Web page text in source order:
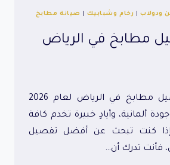
ودولاب رخام وشبابيك صيانة مطابخ
مطابخ في الرياض
دليل أفضل تفصيل مطابخ في الرياض لعام 2026
ألمانية، وأيادٍ خبيرة تخدم كافة
إذا كنت تبحث عن أفضل تفصيل
فأنت تدرك أن…